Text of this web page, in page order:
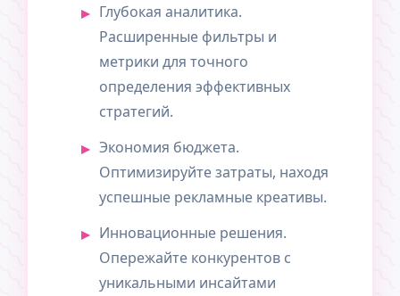
Глубокая аналитика.
Расширенные фильтры и
метрики для точного
определения эффективных
стратегий.
Экономия бюджета.
Оптимизируйте затраты, находя
успешные рекламные креативы.
Инновационные решения.
Опережайте конкурентов с
уникальными инсайтами